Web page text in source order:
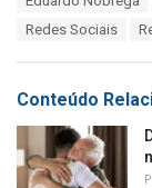
e
Redes Sociais
Conteúdo